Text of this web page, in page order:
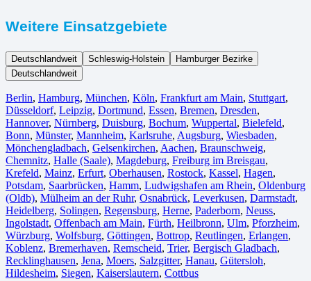
Weitere Einsatzgebiete
Deutschlandweit Schleswig-Holstein
Hamburger Bezirke
Deutschlandweit
Berlin⁠, Hamburg, München, Köln⁠, Frankfurt am Main, Stuttgart,
Düsseldorf, Leipzig, Dortmund, Essen, Bremen, Dresden,
Hannover, Nürnberg, Duisburg⁠, Bochum, Wuppertal⁠, Bielefeld⁠,
Bonn⁠, Münster⁠, Mannheim, Karlsruhe, Augsburg, Wiesbaden⁠,
Mönchengladbach⁠, Gelsenkirchen⁠, Aachen⁠, Braunschweig,
Chemnitz⁠, Halle (Saale)⁠, Magdeburg, Freiburg im Breisgau⁠,
Krefeld⁠, Mainz⁠, Erfurt, Oberhausen⁠, Rostock⁠, Kassel⁠, Hagen,
Potsdam, Saarbrücken⁠, Hamm, Ludwigshafen am Rhein⁠, Oldenburg
(Oldb), Mülheim an der Ruhr, Osnabrück⁠, Leverkusen, Darmstadt⁠,
Heidelberg, Solingen, Regensburg, Herne⁠, Paderborn, Neuss,
Ingolstadt, Offenbach am Main, Fürth⁠, Heilbronn, Ulm⁠, Pforzheim,
Würzburg, Wolfsburg⁠, Göttingen, Bottrop, Reutlingen, Erlangen⁠,
Koblenz, Bremerhaven⁠, Remscheid, Trier⁠, Bergisch Gladbach,
Recklinghausen, Jena⁠, Moers⁠, Salzgitter⁠, Hanau, Gütersloh,
Hildesheim⁠, Siegen⁠, Kaiserslautern⁠, Cottbus⁠